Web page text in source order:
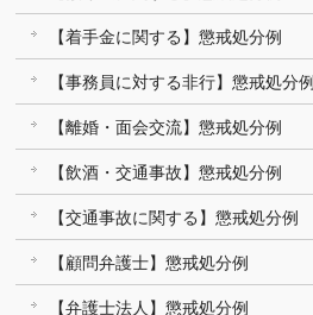
【着手金に関する】懲戒処分例
【事務員に対する非行】懲戒処分例
【離婚・面会交流】懲戒処分例
【飲酒・交通事故】懲戒処分例
【交通事故に関する】懲戒処分例
【顧問弁護士】懲戒処分例
【弁護士法人】懲戒処分例